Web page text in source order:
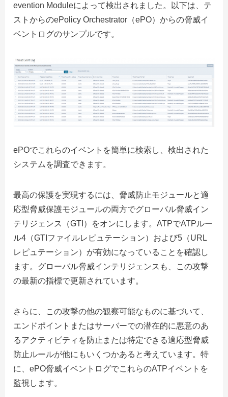
evention Moduleによって検出されました。以下は、テ
ストからのePolicy Orchestrator（ePO）からの脅威イ
ベントログのサンプルです。
ePOでこれらのイベントを簡単に検索し、検出された
システムを調査できます。
最高の保護を実現するには、脅威防止モジュールと適
応型脅威保護モジュールの両方でグローバル脅威イン
テリジェンス（GTI）をオンにします。ATPでATPルー
ル4（GTIファイルレピュテーション）および5（URL
レピュテーション）が有効になっていることを確認し
ます。グローバル脅威インテリジェンスも、この攻撃
の最新の指標で更新されています。
さらに、この攻撃の他の観察可能なものに基づいて、
エンドポイントまたはサーバーでの潜在的に悪意のあ
るアクティビティを防止または特定できる適応型脅威
防止ルールが他にもいくつかあると考えています。特
に、ePO脅威イベントログでこれらのATPイベントを
監視します。